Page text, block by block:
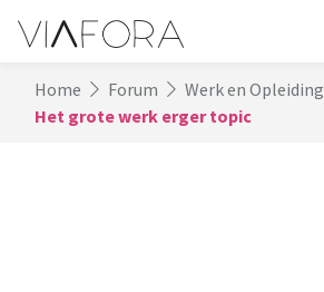
Home Forum
Werk en Opleiding
Het grote werk erger topic